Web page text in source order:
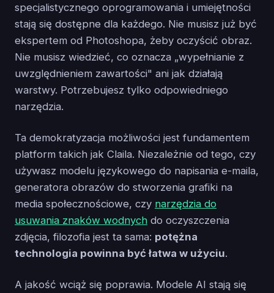
specjalistycznego oprogramowania i umiejętności
stają się dostępne dla każdego. Nie musisz już być
ekspertem od Photoshopa, żeby oczyścić obraz.
Nie musisz wiedzieć, co oznacza „wypełnianie z
uwzględnieniem zawartości" ani jak działają
warstwy. Potrzebujesz tylko odpowiedniego
narzędzia.
Ta demokratyzacja możliwości jest fundamentem
platform takich jak Claila. Niezależnie od tego, czy
używasz modelu językowego do napisania e-maila,
generatora obrazów do stworzenia grafiki na
media społecznościowe, czy narzędzia do
usuwania znaków wodnych do oczyszczenia
zdjęcia, filozofia jest ta sama: potężna
technologia powinna być łatwa w użyciu.
A jakość wciąż się poprawia. Modele AI stają się